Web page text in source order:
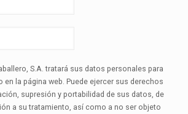
S.A. tratará sus datos personales para
en la página web. Puede ejercer sus derechos
supresión y portabilidad de sus datos, de
a su tratamiento, así como a no ser objeto